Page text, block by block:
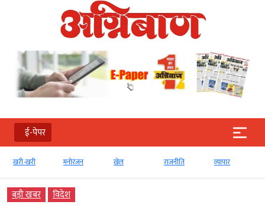
ई-पेपर
खरी-खरी मनोरंजन खेल राजनीति व्‍यापार
बड़ी खबर विदेश